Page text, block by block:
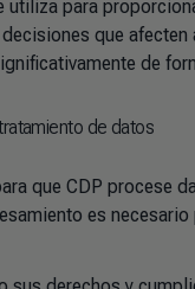
utiliza para
que afecten
de
de datos
que CDP procese
es necesario